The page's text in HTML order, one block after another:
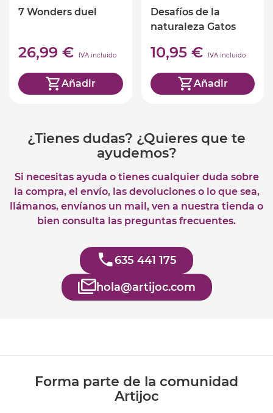
7 Wonders duel
26,99 € IVA incluido
Añadir
Desafíos de la
naturaleza Gatos
10,95 € IVA incluido
Añadir
¿Tienes dudas? ¿Quieres que te
ayudemos?
Si necesitas ayuda o tienes cualquier duda sobre
la compra, el envío, las devoluciones o lo que sea,
llámanos, envíanos un mail, ven a nuestra tienda o
bien consulta las preguntas frecuentes.
635 441 175
hola@artijoc.com
Forma parte de la comunidad
Artijoc